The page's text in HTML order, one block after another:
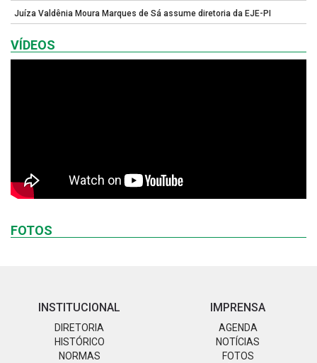
Juíza Valdênia Moura Marques de Sá assume diretoria da EJE-PI
VÍDEOS
FOTOS
INSTITUCIONAL
DIRETORIA
HISTÓRICO
NORMAS
IMPRENSA
AGENDA
NOTÍCIAS
FOTOS